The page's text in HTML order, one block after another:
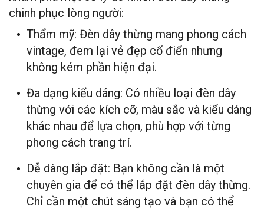
chinh phục lòng người:
Thẩm mỹ: Đèn dây thừng mang phong cách
vintage, đem lại vẻ đẹp cổ điển nhưng
không kém phần hiện đại.
Đa dạng kiểu dáng: Có nhiều loại đèn dây
thừng với các kích cỡ, màu sắc và kiểu dáng
khác nhau để lựa chọn, phù hợp với từng
phong cách trang trí.
Dễ dàng lắp đặt: Bạn không cần là một
chuyên gia để có thể lắp đặt đèn dây thừng.
Chỉ cần một chút sáng tạo và bạn có thể